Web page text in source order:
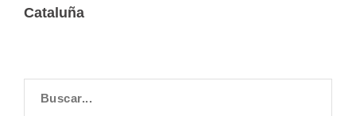
Cataluña